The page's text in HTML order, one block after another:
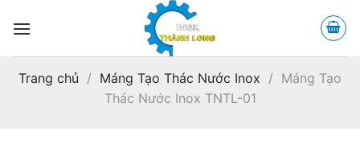
qua
dung
Trang chủ / Máng Tạo Thác Nước Inox / Máng Tạo
Thác Nước Inox TNTL-01